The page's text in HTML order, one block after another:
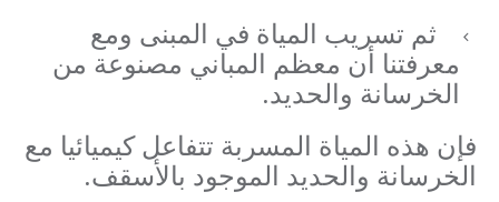
ثم تسريب المياة في المبنى ومع
معرفتنا أن معظم المباني مصنوعة من
الخرسانة والحديد.
فإن هذه المياة المسربة تتفاعل كيميائيا مع
الخرسانة والحديد الموجود بالأسقف.